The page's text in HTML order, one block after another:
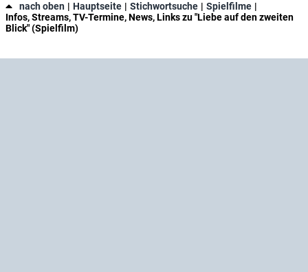
nach oben Hauptseite Stichwortsuche
Spielfilme
Infos, Streams, TV-Termine, News, Links zu "Liebe auf den zweiten
Blick" (Spielfilm)